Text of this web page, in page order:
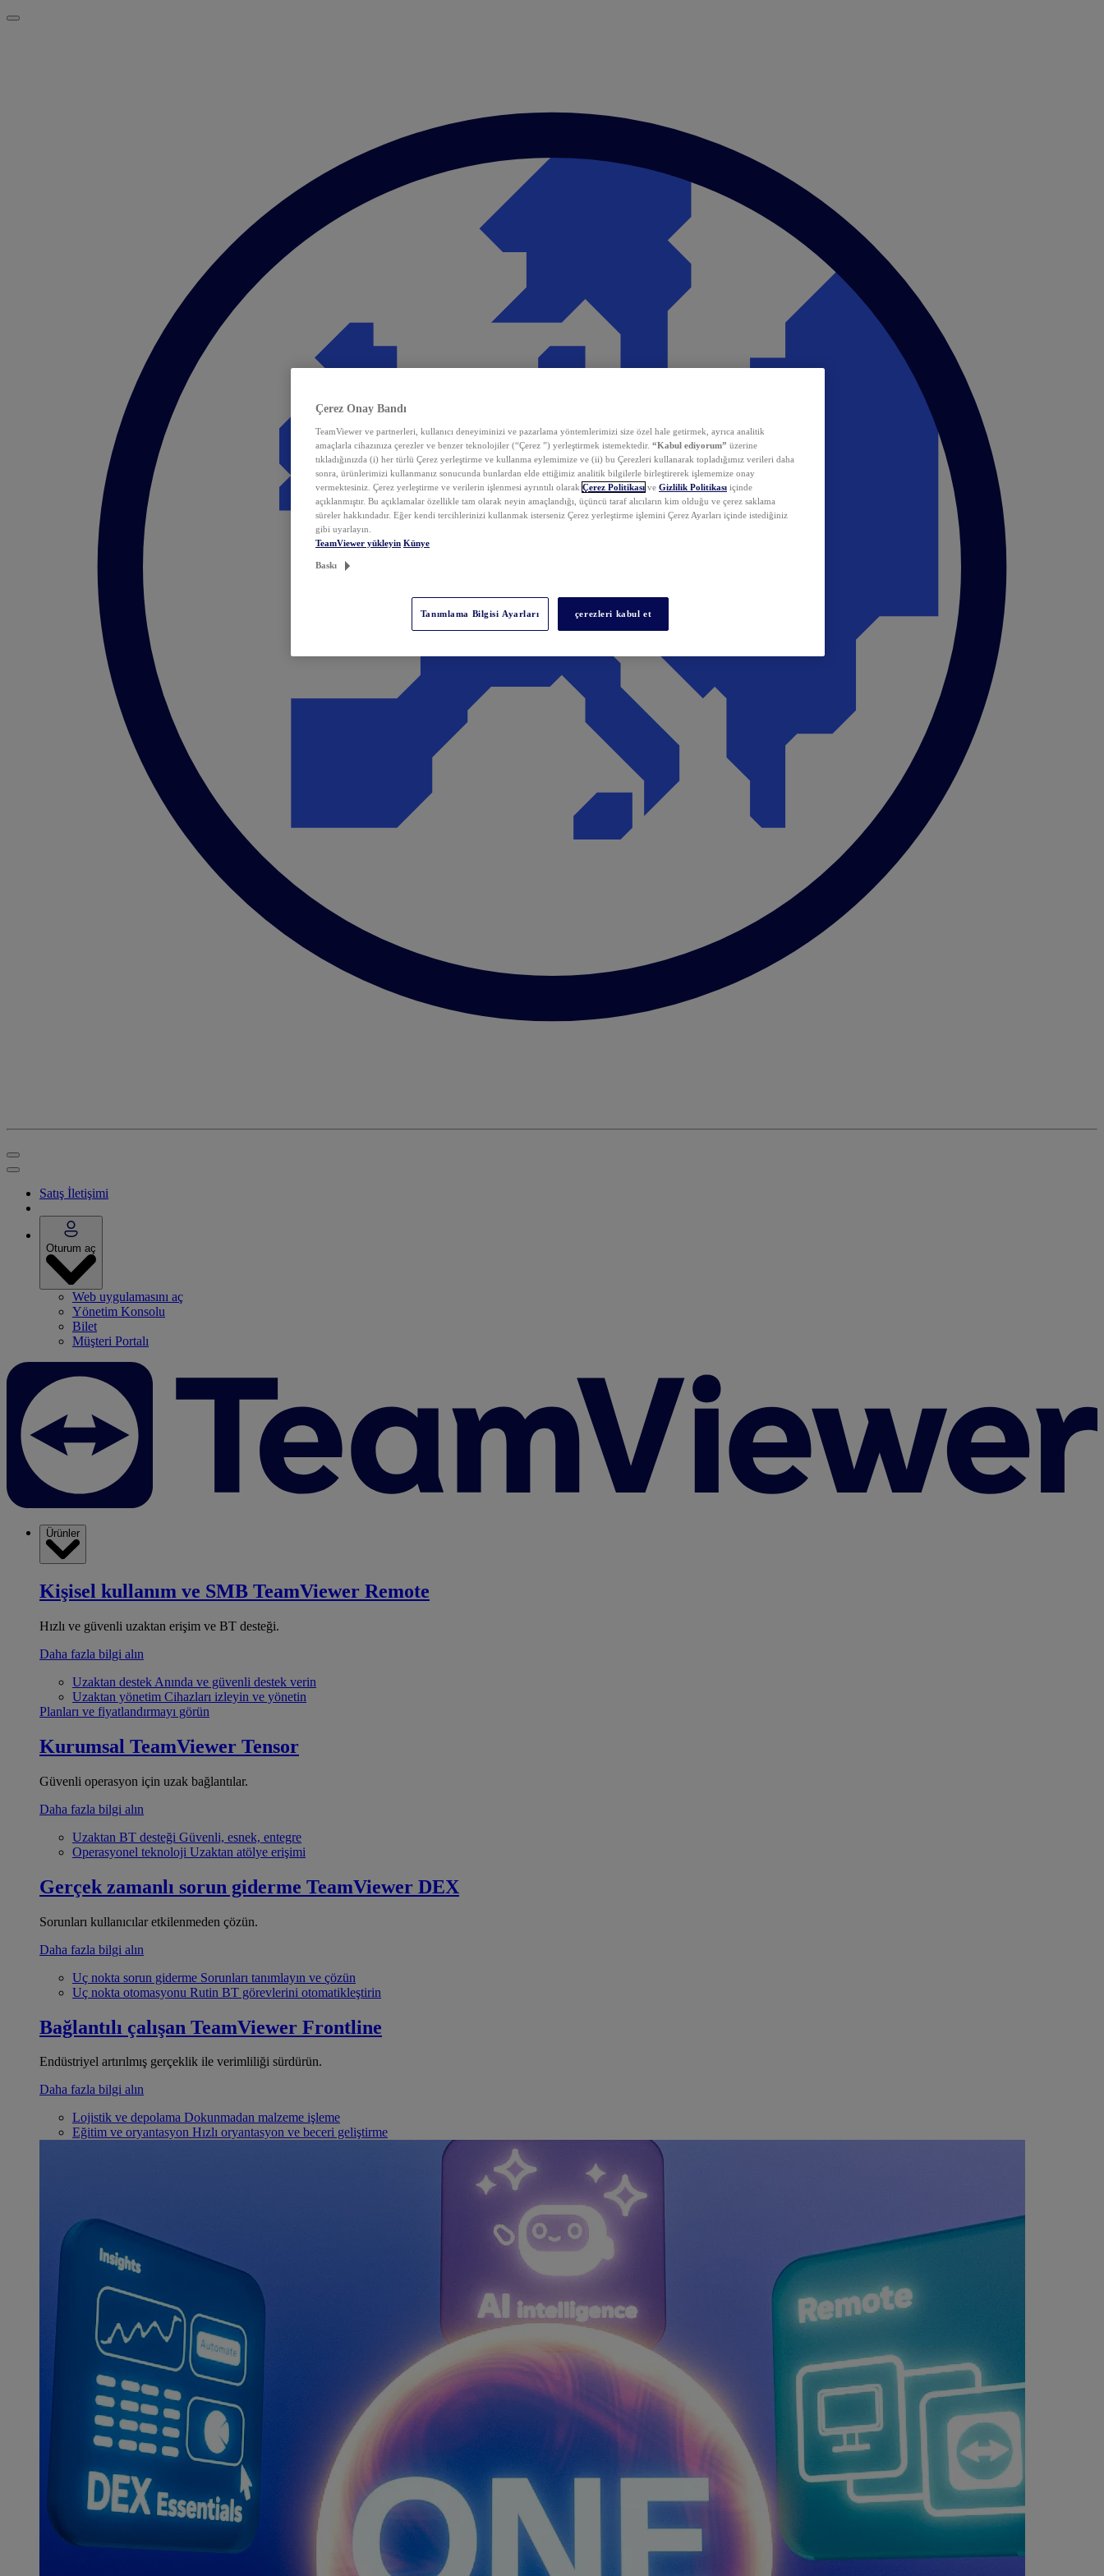
Satış İletişimi
Oturum aç
Web uygulamasını aç
Yönetim Konsolu
Bilet
Müşteri Portalı
Ürünler
Kişisel kullanım ve SMB TeamViewer Remote
Hızlı ve güvenli uzaktan erişim ve BT desteği.
Daha fazla bilgi alın
Uzaktan destek Anında ve güvenli destek verin
Uzaktan yönetim Cihazları izleyin ve yönetin
Planları ve fiyatlandırmayı görün
Kurumsal TeamViewer Tensor
Güvenli operasyon için uzak bağlantılar.
Daha fazla bilgi alın
Uzaktan BT desteği Güvenli, esnek, entegre
Operasyonel teknoloji Uzaktan atölye erişimi
Gerçek zamanlı sorun giderme TeamViewer DEX
Sorunları kullanıcılar etkilenmeden çözün.
Daha fazla bilgi alın
Uç nokta sorun giderme Sorunları tanımlayın ve çözün
Uç nokta otomasyonu Rutin BT görevlerini otomatikleştirin
Bağlantılı çalışan TeamViewer Frontline
Endüstriyel artırılmış gerçeklik ile verimliliği sürdürün.
Daha fazla bilgi alın
Lojistik ve depolama Dokunmadan malzeme işleme
Eğitim ve oryantasyon Hızlı oryantasyon ve beceri geliştirme
Çerez Onay Bandı
TeamViewer ve partnerleri, kullanıcı deneyiminizi ve pazarlama yöntemlerimizi size özel hale getirmek, ayrıca analitik
amaçlarla cihazınıza çerezler ve benzer teknolojiler (“Çerez ”) yerleştirmek istemektedir. “Kabul ediyorum” üzerine
tıkladığınızda (i) her türlü Çerez yerleştirme ve kullanma eylemimize ve (ii) bu Çerezleri kullanarak topladığımız verileri daha
sonra, ürünlerimizi kullanmanız sonucunda bunlardan elde ettiğimiz analitik bilgilerle birleştirerek işlememize onay
vermektesiniz. Çerez yerleştirme ve verilerin işlenmesi ayrıntılı olarak Çerez Politikası ve Gizlilik Politikası içinde
açıklanmıştır. Bu açıklamalar özellikle tam olarak neyin amaçlandığı, üçüncü taraf alıcıların kim olduğu ve çerez saklama
süreler hakkındadır. Eğer kendi tercihlerinizi kullanmak isterseniz Çerez yerleştirme işlemini Çerez Ayarları içinde istediğiniz
gibi uyarlayın.
TeamViewer yükleyin Künye
Baskı
Tanımlama Bilgisi Ayarları çerezleri kabul et